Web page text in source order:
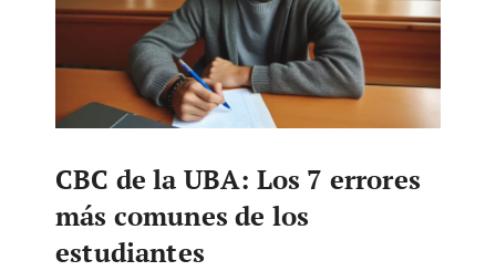
CBC de la UBA: Los 7 errores
más comunes de los
estudiantes